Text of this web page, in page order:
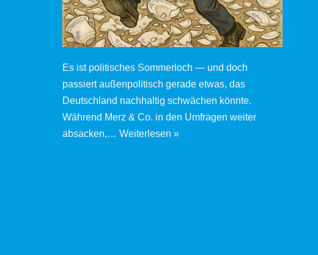
Es ist politisches Sommerloch — und doch
passiert außenpolitisch gerade etwas, das
Deutschland nachhaltig schwächen könnte.
Während Merz & Co. in den Umfragen weiter
absacken,… Weiterlesen »